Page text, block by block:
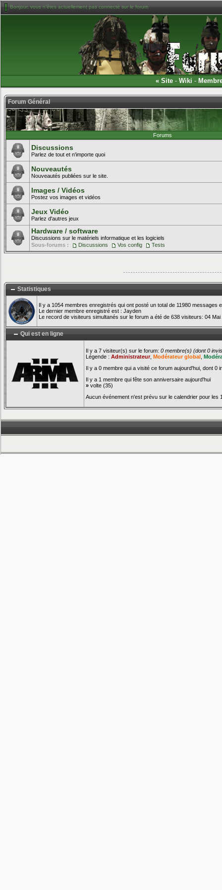
Bonjour, vous n'êtes actuellement pas connecté sur le forum
« Site - Wiki -
Forum Général
Forums
Discussions
Parlez de tout et n'importe quoi
Nouveautés
Nouveautés publiées sur le site.
Images / Vidéos
Postez vos images et vidéos
Jeux Vidéo
Parlez d'autres jeux
Hardware / software
Discussions sur le matériels informatique et les logiciels
Sous-forums :
Discussions Vos config Tests
Statistiques
Il y a 1054 membres enregistrés qui ont posté un total de 11980 messages
Le dernier membre enregistré est : Jayden
Le record de visiteurs simultanés sur le forum a été de 638 visiteurs: 04 Mai
Qui est en ligne
Il y a 7 visiteur(s) sur le forum: 0 membre(s) (dont 0
Légende : Administrateur, Modérateur global
Il y a 0 membre qui a visité ce forum aujourd'hui, dont 0
Il y a 1 membre qui fête son anniversaire aujourd'hui
» volte (35)
Aucun événement n'est prévu sur le calendrier pour les